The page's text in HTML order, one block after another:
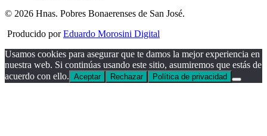
© 2026 Hnas. Pobres Bonaerenses de San José.
Producido porEduardo Morosini Digital
Usamos cookies para asegurar que te damos la mejor experiencia en
nuestra web. Si continúas usando este sitio, asumiremos que estás de
acuerdo con ello. Aceptar Rechazar Política de privacidad